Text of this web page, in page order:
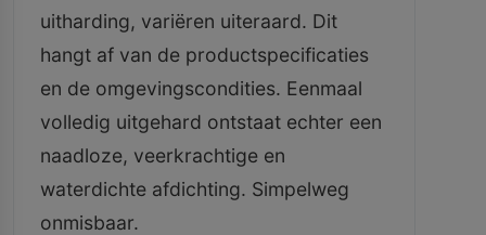
uitharding, variëren uiteraard. Dit
hangt af van de productspecificaties
en de omgevingscondities. Eenmaal
volledig uitgehard ontstaat echter een
naadloze, veerkrachtige en
waterdichte afdichting. Simpelweg
onmisbaar.